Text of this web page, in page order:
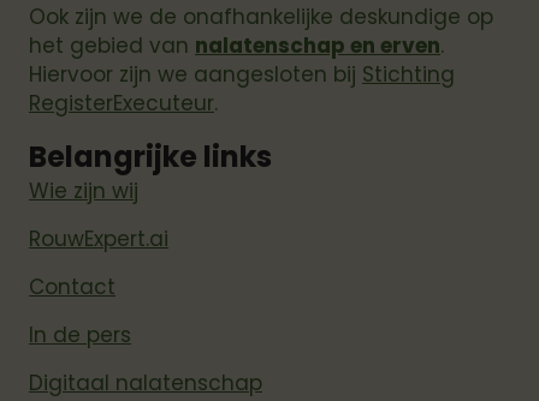
Ook zijn we de onafhankelijke deskundige op
het gebied van nalatenschap en erven.
Hiervoor zijn we aangesloten bij Stichting
RegisterExecuteur.
Belangrijke links
Wie zijn wij
RouwExpert.ai
Contact
In de pers
Digitaal nalatenschap